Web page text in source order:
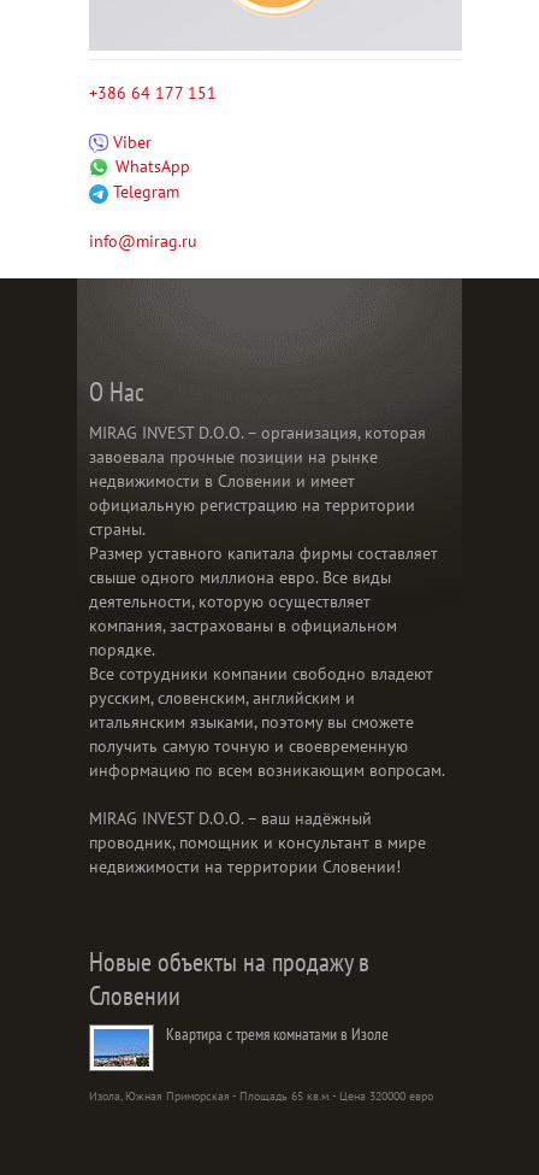
+386 64 177 151
Viber
WhatsApp
Telegram
info@mirag.ru
О Нас
MIRAG INVEST D.O.O. – организация, которая
завоевала прочные позиции на рынке
недвижимости в Словении и имеет
официальную регистрацию на территории
страны.
Размер уставного капитала фирмы составляет
свыше одного миллиона евро. Все виды
деятельности, которую осуществляет
компания, застрахованы в официальном
порядке.
Все сотрудники компании свободно владеют
русским, словенским, английским и
итальянским языками, поэтому вы сможете
получить самую точную и своевременную
информацию по всем возникающим вопросам.
MIRAG INVEST D.O.O. – ваш надёжный
проводник, помощник и консультант в мире
недвижимости на территории Словении!
Новые объекты на продажу в
Словении
Квартира с тремя комнатами в Изоле
Изола, Южная Приморская - Площадь 65 кв.м. - Цена 320000 евро